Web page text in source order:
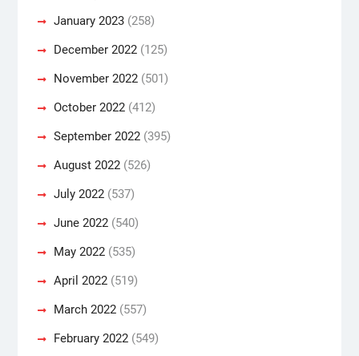
January 2023(258)
December 2022(125)
November 2022(501)
October 2022(412)
September 2022(395)
August 2022(526)
July 2022(537)
June 2022(540)
May 2022(535)
April 2022(519)
March 2022(557)
February 2022(549)